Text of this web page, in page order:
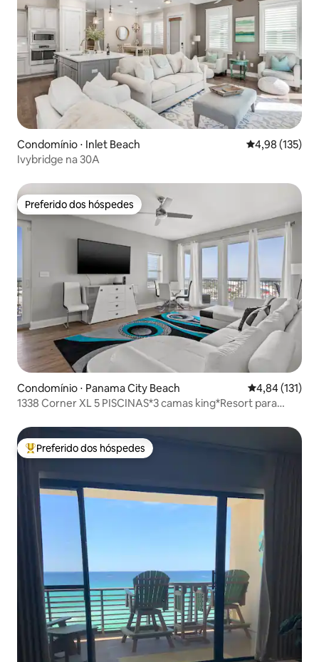
Condomínio ⋅ Inlet Beach 4,98 de uma
4,98 (135)
Ivybridge na 30A
Preferido dos hóspedes
Preferido dos hóspedes
Condomínio ⋅ Panama City Beach 4,84 de uma
4,84 (131)
1338 Corner XL 5 PISCINAS*3 camas king*Resort para
Entre os melhores preferidos dos hóspedes
Preferido dos hóspedes